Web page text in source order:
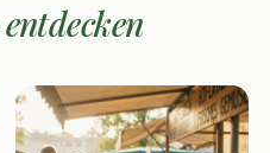
entdecken